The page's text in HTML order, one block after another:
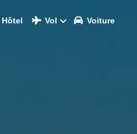
Hôtel Vol Voiture